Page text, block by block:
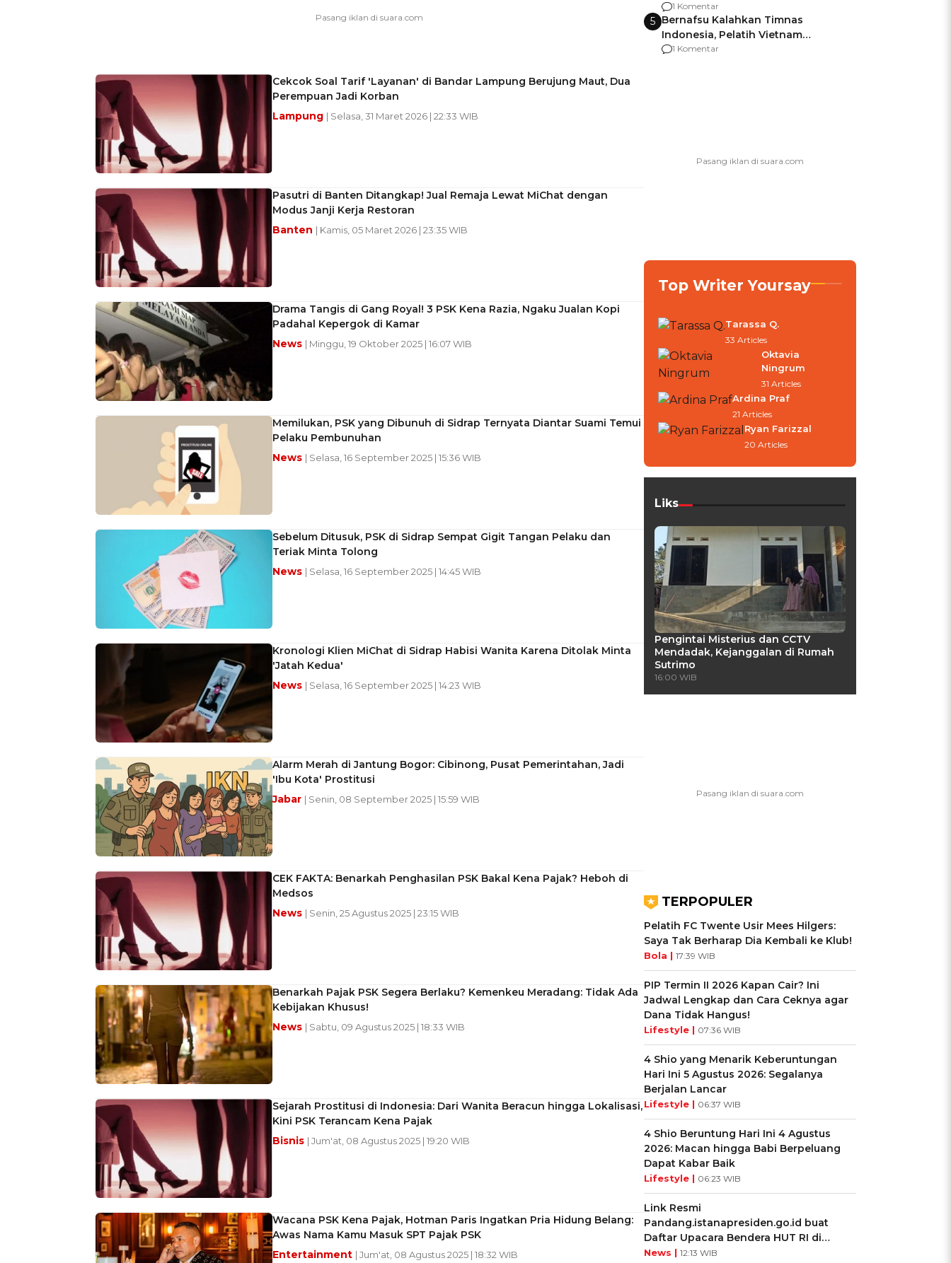
Cekcok Soal Tarif 'Layanan' di Bandar Lampung Berujung Maut, Dua
Perempuan Jadi Korban
Lampung | Selasa, 31 Maret 2026 | 22:33 WIB
Pasutri di Banten Ditangkap! Jual Remaja Lewat MiChat dengan
Modus Janji Kerja Restoran
Banten | Kamis, 05 Maret 2026 | 23:35 WIB
Drama Tangis di Gang Royal! 3 PSK Kena Razia, Ngaku Jualan Kopi
Padahal Kepergok di Kamar
News | Minggu, 19 Oktober 2025 | 16:07 WIB
Memilukan, PSK yang Dibunuh di Sidrap Ternyata Diantar Suami Temui
Pelaku Pembunuhan
News | Selasa, 16 September 2025 | 15:36 WIB
Sebelum Ditusuk, PSK di Sidrap Sempat Gigit Tangan Pelaku dan
Teriak Minta Tolong
News | Selasa, 16 September 2025 | 14:45 WIB
Kronologi Klien MiChat di Sidrap Habisi Wanita Karena Ditolak Minta
'Jatah Kedua'
News | Selasa, 16 September 2025 | 14:23 WIB
Alarm Merah di Jantung Bogor: Cibinong, Pusat Pemerintahan, Jadi
'Ibu Kota' Prostitusi
Jabar | Senin, 08 September 2025 | 15:59 WIB
CEK FAKTA: Benarkah Penghasilan PSK Bakal Kena Pajak? Heboh di
Medsos
News | Senin, 25 Agustus 2025 | 23:15 WIB
Benarkah Pajak PSK Segera Berlaku? Kemenkeu Meradang: Tidak Ada
Kebijakan Khusus!
News | Sabtu, 09 Agustus 2025 | 18:33 WIB
Sejarah Prostitusi di Indonesia: Dari Wanita Beracun hingga Lokalisasi,
Kini PSK Terancam Kena Pajak
Bisnis | Jum'at, 08 Agustus 2025 | 19:20 WIB
Wacana PSK Kena Pajak, Hotman Paris Ingatkan Pria Hidung Belang:
Awas Nama Kamu Masuk SPT Pajak PSK
Entertainment | Jum'at, 08 Agustus 2025 | 18:32 WIB
agar Dana Tidak Hangus!
1 Komentar
5 Bernafsu Kalahkan Timnas
Indonesia, Pelatih Vietnam
Berencana Pakai Jimat di Pakansari
1 Komentar
Top Writer Yoursay
Tarassa Q.
33 Articles
Oktavia
Ningrum
31 Articles
Ardina Praf
21 Articles
Ryan Farizzal
20 Articles
Liks
Pengintai Misterius dan CCTV
Mendadak, Kejanggalan di Rumah
Sutrimo
16:00 WIB
TERPOPULER
Pelatih FC Twente Usir Mees Hilgers:
Saya Tak Berharap Dia Kembali ke Klub!
Bola | 17:39 WIB
PIP Termin II 2026 Kapan Cair? Ini
Jadwal Lengkap dan Cara Ceknya agar
Dana Tidak Hangus!
Lifestyle | 07:36 WIB
4 Shio yang Menarik Keberuntungan
Hari Ini 5 Agustus 2026: Segalanya
Berjalan Lancar
Lifestyle | 06:37 WIB
4 Shio Beruntung Hari Ini 4 Agustus
2026: Macan hingga Babi Berpeluang
Dapat Kabar Baik
Lifestyle | 06:23 WIB
Link Resmi
Pandang.istanapresiden.go.id buat
Daftar Upacara Bendera HUT RI di
Istana Negara
News | 12:13 WIB